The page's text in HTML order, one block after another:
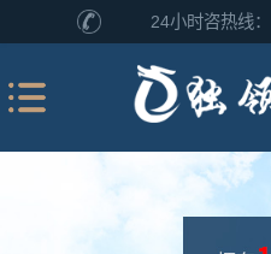
24小时咨热线：